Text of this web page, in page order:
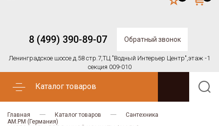
8 (499) 390-89-07 Обратный звонок
Ленинградское шоссе д.58 стр.7,ТЦ "Водный Интерьер Центр",этаж -1
секция 009-010
Каталог товаров
Главная Каталог товаров
Сантехника
AM.PM (Германия)